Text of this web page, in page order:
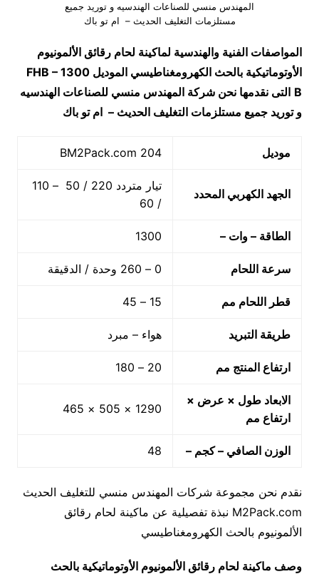
المهندس منسي للصناعات الهندسيه و توريد جميع
مستلزمات التغليف الحديث – ام تو باك
المواصفات الفنية والهندسية لماكينة لحام رقائق الألمونيوم
الأوتوماتيكية بالحث الكهرومغناطيسي الموديل FHB – 1300
B التى نقدمها نحن شركة المهندس منسي للصناعات الهندسيه
و توريد جميع مستلزمات التغليف الحديث – ام تو باك
موديل 204 BM2Pack.com
الجهد الكهربي المحدد
تيار متردد 220 / 50 – 110
/ 60
الطاقة – وات – 1300
سرعة اللحام 0 – 260 وحدة / الدقيقة
قطر اللحام مم 15 – 45
طريقة التبريد هواء – مبرد
ارتفاع المنتج مم 20 – 180
الابعاد طول × عرض ×
ارتفاع مم
1290 × 505 × 465
الوزن الصافي – كجم – 48
نقدم نحن مجموعة شركات المهندس منسي للتغليف الحديث
M2Pack.com نبذة تفصيلية عن ماكينة لحام رقائق
الألمونيوم بالحث الكهرومغناطيسي
وصف ماكينة لحام رقائق الألمونيوم الأوتوماتيكية بالحث